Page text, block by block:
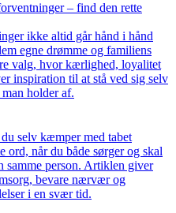
– find den rette
ikke altid går hånd i hånd
egne drømme og familiens
valg, hvor kærlighed, loyalitet
inspiration til at stå ved sig selv
holder af.
selv kæmper med tabet
når du både sørger og skal
samme person. Artiklen giver
bevare nærvær og
i en svær tid.